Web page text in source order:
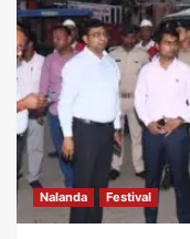
Nalanda Festival